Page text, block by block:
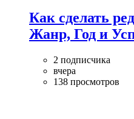
Как сделать
Жанр, Год и
2 подписчика
вчера
138 просмотров